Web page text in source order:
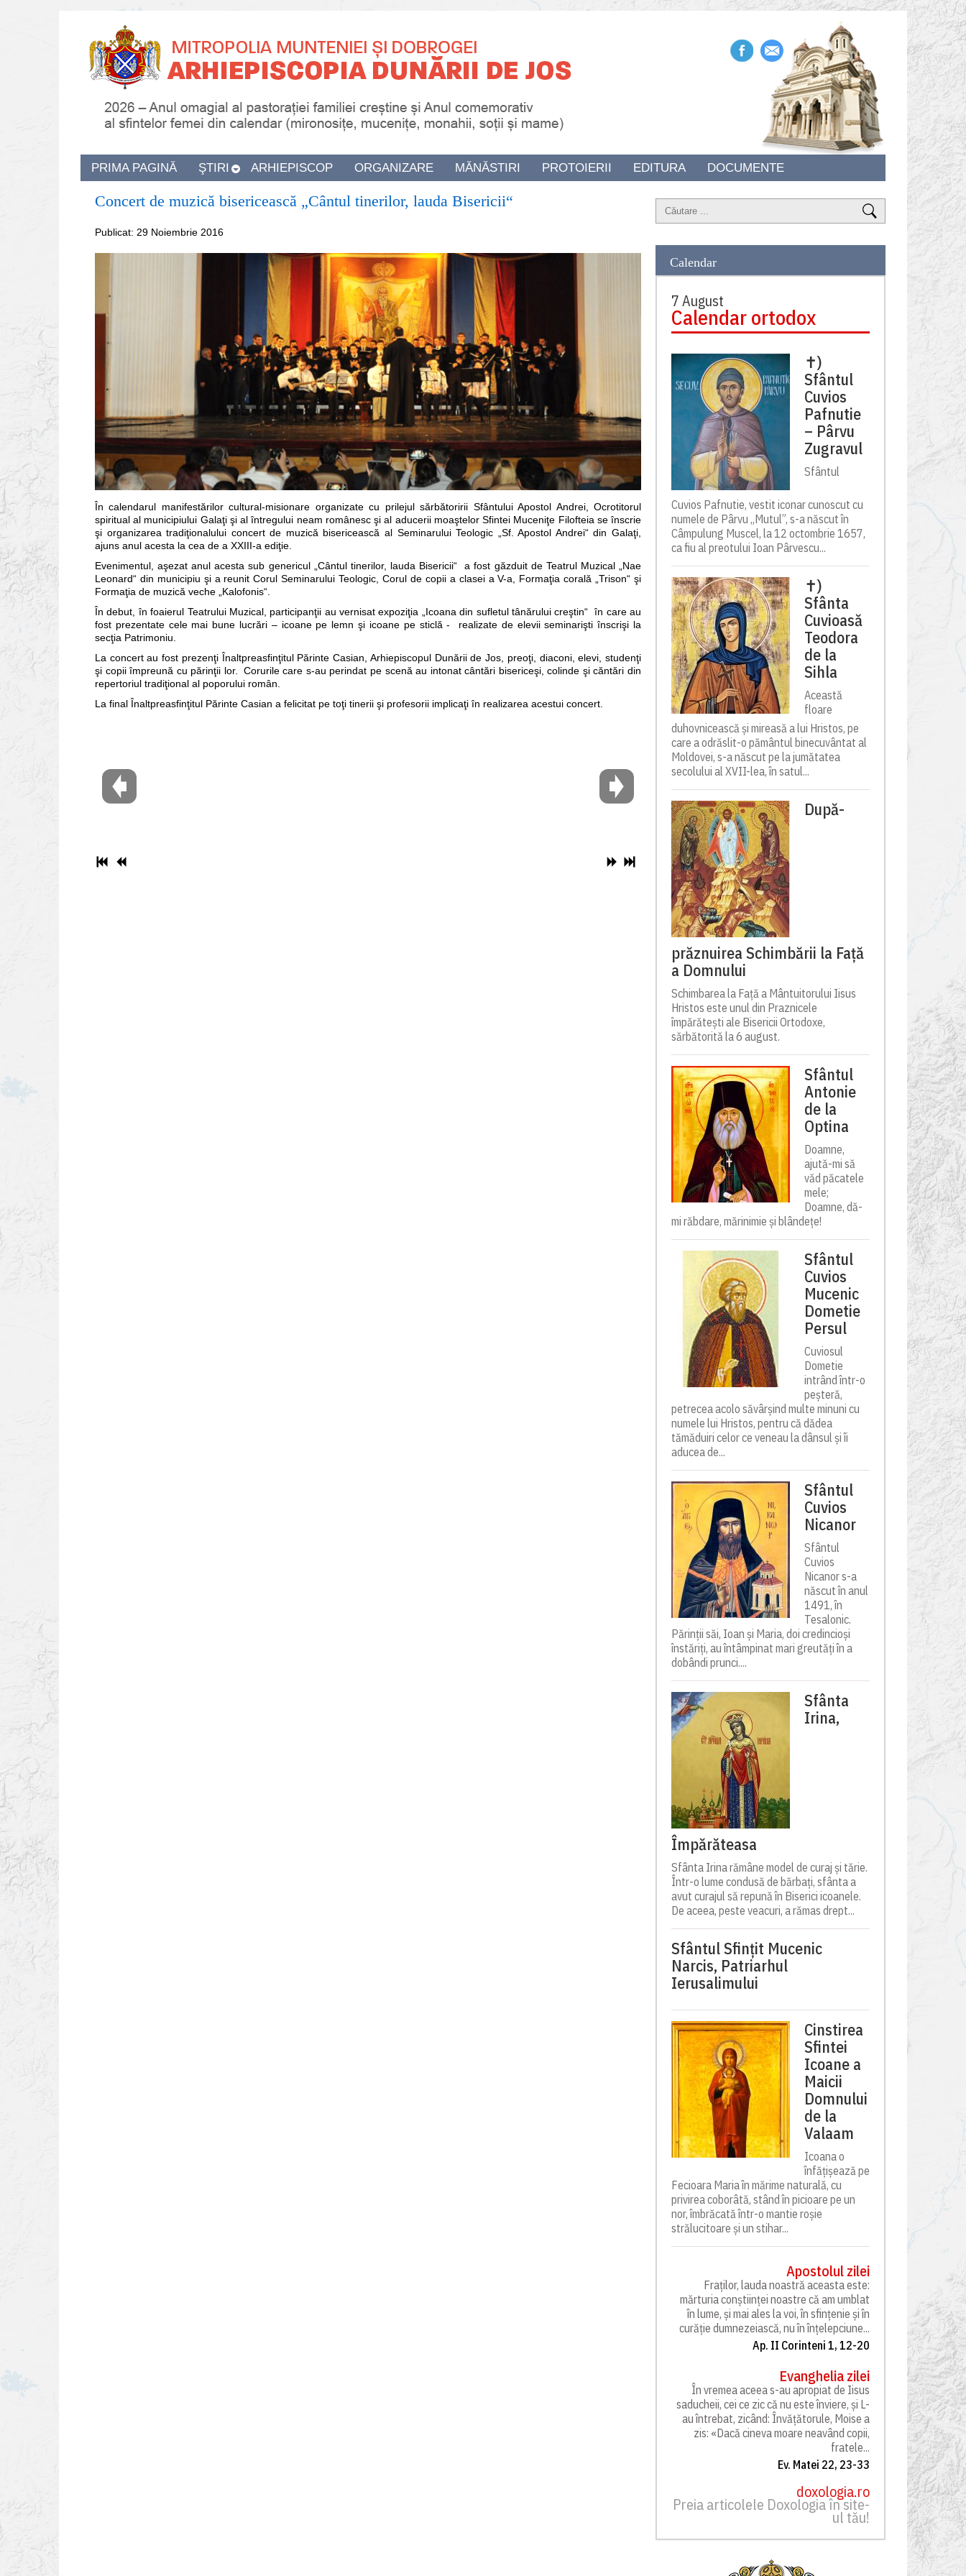
PRIMA PAGINĂ ŞTIRI ARHIEPISCOP ORGANIZARE MĂNĂSTIRI PROTOIERII EDITURA DOCUMENTE
Concert de muzică bisericească „Cântul tinerilor, lauda Bisericii“
Publicat: 29 Noiembrie 2016
În calendarul manifestărilor cultural-misionare organizate cu prilejul sărbătoririi Sfântului Apostol Andrei, Ocrotitorul
spiritual al municipiului Galaţi şi al întregului neam românesc şi al aducerii moaştelor Sfintei Muceniţe Filofteia se înscrie
şi organizarea tradiţionalului concert de muzică bisericească al Seminarului Teologic „Sf. Apostol Andrei“ din Galaţi,
ajuns anul acesta la cea de a XXIII-a ediţie.
Evenimentul, aşezat anul acesta sub genericul „Cântul tinerilor, lauda Bisericii“ a fost găzduit de Teatrul Muzical „Nae
Leonard“ din municipiu şi a reunit Corul Seminarului Teologic, Corul de copii a clasei a V-a, Formaţia corală „Trison“ şi
Formaţia de muzică veche „Kalofonis“.
În debut, în foaierul Teatrului Muzical, participanţii au vernisat expoziţia „Icoana din sufletul tânărului creştin“ în care au
fost prezentate cele mai bune lucrări – icoane pe lemn şi icoane pe sticlă - realizate de elevii seminarişti înscrişi la
secţia Patrimoniu.
La concert au fost prezenţi Înaltpreasfinţitul Părinte Casian, Arhiepiscopul Dunării de Jos, preoţi, diaconi, elevi, studenţi
şi copii împreună cu părinţii lor. Corurile care s-au perindat pe scenă au intonat cântări bisericeşi, colinde şi căntări din
repertoriul tradiţional al poporului român.
La final Înaltpreasfinţitul Părinte Casian a felicitat pe toţi tinerii şi profesorii implicaţi în realizarea acestui concert.
Calendar
7 August
Calendar ortodox
✝)
Sfântul
Cuvios
Pafnutie
– Pârvu
Zugravul
Sfântul
Cuvios Pafnutie, vestit iconar cunoscut cu
numele de Pârvu „Mutul”, s-a născut în
Câmpulung Muscel, la 12 octombrie 1657,
ca fiu al preotului Ioan Pârvescu...
✝)
Sfânta
Cuvioasă
Teodora
de la
Sihla
Această
floare
duhovnicească și mireasă a lui Hristos, pe
care a odrăslit-o pământul binecuvântat al
Moldovei, s-a născut pe la jumătatea
secolului al XVII-lea, în satul...
După-
prăznuirea Schimbării la Față
a Domnului
Schimbarea la Față a Mântuitorului Iisus
Hristos este unul din Praznicele
împărătești ale Bisericii Ortodoxe,
sărbătorită la 6 august.
Sfântul
Antonie
de la
Optina
Doamne,
ajută-mi să
văd păcatele
mele;
Doamne, dă-
mi răbdare, mărinimie şi blândeţe!
Sfântul
Cuvios
Mucenic
Dometie
Persul
Cuviosul
Dometie
intrând într-o
peșteră,
petrecea acolo săvârșind multe minuni cu
numele lui Hristos, pentru că dădea
tămăduiri celor ce veneau la dânsul și îi
aducea de...
Sfântul
Cuvios
Nicanor
Sfântul
Cuvios
Nicanor s-a
născut în anul
1491, în
Tesalonic.
Părinții săi, Ioan și Maria, doi credincioși
înstăriți, au întâmpinat mari greutăți în a
dobândi prunci....
Sfânta
Irina,
Împărăteasa
Sfânta Irina rămâne model de curaj și tărie.
Într-o lume condusă de bărbați, sfânta a
avut curajul să repună în Biserici icoanele.
De aceea, peste veacuri, a rămas drept...
Sfântul Sfinţit Mucenic
Narcis, Patriarhul
Ierusalimului
Cinstirea
Sfintei
Icoane a
Maicii
Domnului
de la
Valaam
Icoana o
înfățișează pe
Fecioara Maria în mărime naturală, cu
privirea coborâtă, stând în picioare pe un
nor, îmbrăcată într-o mantie roșie
strălucitoare și un stihar...
Apostolul zilei
Fraților, lauda noastră aceasta este:
mărturia conștiinței noastre că am umblat
în lume, și mai ales la voi, în sfințenie și în
curăție dumnezeiască, nu în înțelepciune...
Ap. II Corinteni 1, 12-20
Evanghelia zilei
În vremea aceea s-au apropiat de Iisus
saducheii, cei ce zic că nu este înviere, și L-
au întrebat, zicând: Învățătorule, Moise a
zis: «Dacă cineva moare neavând copii,
fratele...
Ev. Matei 22, 23-33
doxologia.ro
Preia articolele Doxologia în site-
ul tău!